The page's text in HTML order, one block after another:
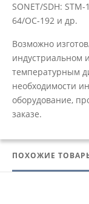
SONET/SDH:
64/OC-192 и др.
Возможно
индустриальном
температурным
необходимости
оборудование,
заказе.
ПОХОЖИЕ